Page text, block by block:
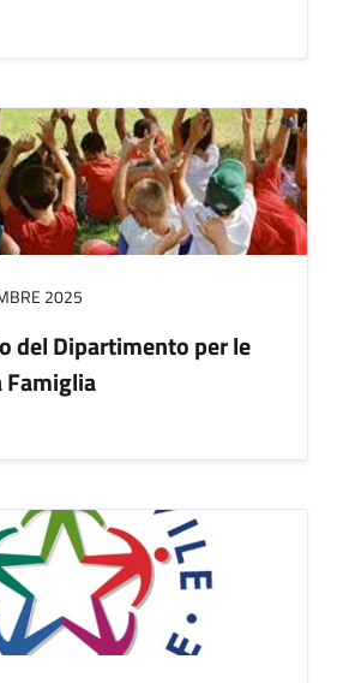
2025
del Dipartimento per le
Famiglia